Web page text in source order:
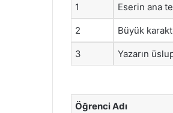
1 Eserin ana
2 Büyük
3 Yazarın
Öğrenci Adı